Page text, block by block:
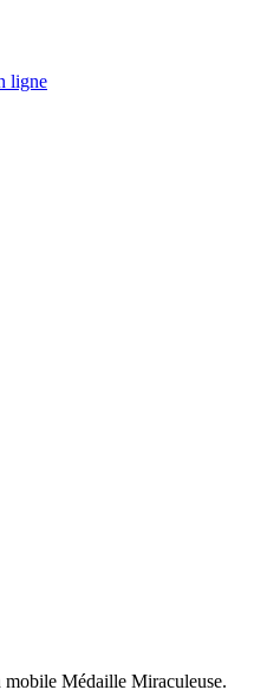
ligne
Médaille Miraculeuse.